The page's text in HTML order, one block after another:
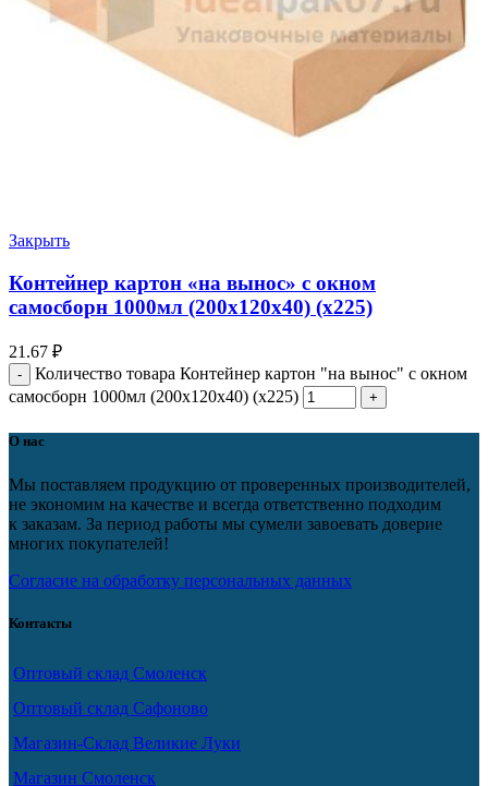
Закрыть
Контейнер картон «на вынос» с окном
самосборн 1000мл (200х120х40) (х225)
21.67 ₽
Количество товара Контейнер картон "на вынос" с окном
самосборн 1000мл (200х120х40) (х225)
О нас
Мы поставляем продукцию от проверенных производителей,
не экономим на качестве и всегда ответственно подходим
к заказам. За период работы мы сумели завоевать доверие
многих покупателей!
Согласие на обработку персональных данных
Контакты
Оптовый склад Смоленск
Оптовый склад Сафоново
Магазин-Склад Великие Луки
Магазин Смоленск